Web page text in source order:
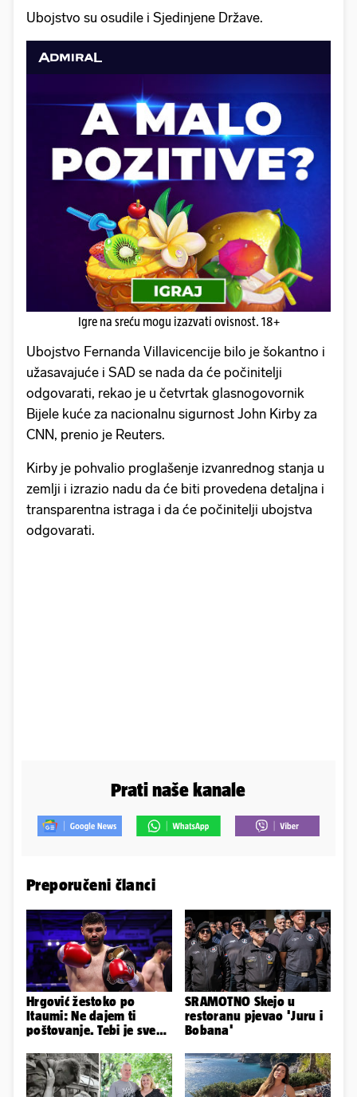
Ubojstvo su osudile i Sjedinjene Države.
Igre na sreću mogu izazvati ovisnost. 18+
Ubojstvo Fernanda Villavicencije bilo je šokantno i
užasavajuće i SAD se nada da će počinitelji
odgovarati, rekao je u četvrtak glasnogovornik
Bijele kuće za nacionalnu sigurnost John Kirby za
CNN, prenio je Reuters.
Kirby je pohvalio proglašenje izvanrednog stanja u
zemlji i izrazio nadu da će biti provedena detaljna i
transparentna istraga i da će počinitelji ubojstva
odgovarati.
Prati naše kanale
Preporučeni članci
Hrgović žestoko po
Itaumi: Ne dajem ti
poštovanje. Tebi je sve
'zaboli'
SRAMOTNO Skejo u
restoranu pjevao 'Juru i
Bobana'